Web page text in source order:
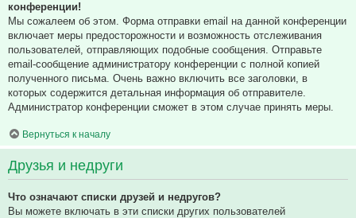
конференции!
Мы сожалеем об этом. Форма отправки email на данной конференции
включает меры предосторожности и возможность отслеживания
пользователей, отправляющих подобные сообщения. Отправьте
email-сообщение администратору конференции с полной копией
полученного письма. Очень важно включить все заголовки, в
которых содержится детальная информация об отправителе.
Администратор конференции сможет в этом случае принять меры.
Вернуться к началу
Друзья и недруги
Что означают списки друзей и недругов?
Вы можете включать в эти списки других пользователей